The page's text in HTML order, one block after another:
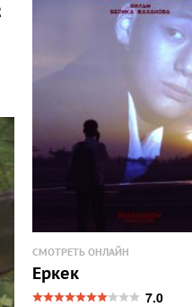
СМОТРЕТЬ ОНЛАЙН
Еркек
7.0